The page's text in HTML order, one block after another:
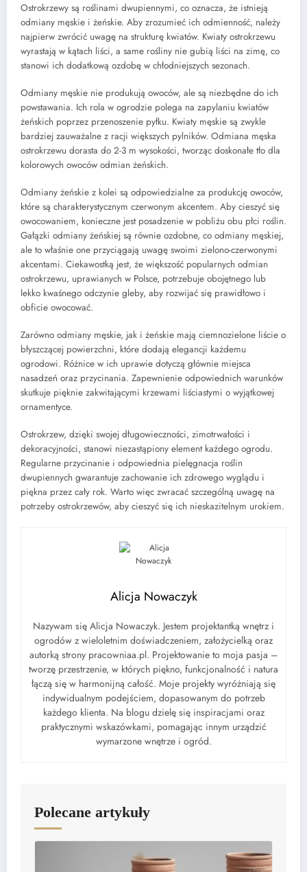
Ostrokrzewy są roślinami dwupiennymi, co oznacza, że istnieją
odmiany męskie i żeńskie. Aby zrozumieć ich odmienność, należy
najpierw zwrócić uwagę na strukturę kwiatów. Kwiaty ostrokrzewu
wyrastają w kątach liści, a same rośliny nie gubią liści na zimę, co
stanowi ich dodatkową ozdobę w chłodniejszych sezonach.
Odmiany męskie nie produkują owoców, ale są niezbędne do ich
powstawania. Ich rola w ogrodzie polega na zapylaniu kwiatów
żeńskich poprzez przenoszenie pyłku. Kwiaty męskie są zwykle
bardziej zauważalne z racji większych pylników. Odmiana męska
ostrokrzewu dorasta do 2-3 m wysokości, tworząc doskonałe tło dla
kolorowych owoców odmian żeńskich.
Odmiany żeńskie z kolei są odpowiedzialne za produkcję owoców,
które są charakterystycznym czerwonym akcentem. Aby cieszyć się
owocowaniem, konieczne jest posadzenie w pobliżu obu płci roślin.
Gałązki odmiany żeńskiej są równie ozdobne, co odmiany męskiej,
ale to właśnie one przyciągają uwagę swoimi zielono-czerwonymi
akcentami. Ciekawostką jest, że większość popularnych odmian
ostrokrzewu, uprawianych w Polsce, potrzebuje obojętnego lub
lekko kwaśnego odczynie gleby, aby rozwijać się prawidłowo i
obficie owocować.
Zarówno odmiany męskie, jak i żeńskie mają ciemnozielone liście o
błyszczącej powierzchni, które dodają elegancji każdemu
ogrodowi. Różnice w ich uprawie dotyczą głównie miejsca
nasadzeń oraz przycinania. Zapewnienie odpowiednich warunków
skutkuje pięknie zakwitającymi krzewami liściastymi o wyjątkowej
ornamentyce.
Ostrokrzew, dzięki swojej długowieczności, zimotrwałości i
dekoracyjności, stanowi niezastąpiony element każdego ogrodu.
Regularne przycinanie i odpowiednia pielęgnacja roślin
dwupiennych gwarantuje zachowanie ich zdrowego wyglądu i
piękna przez cały rok. Warto więc zwracać szczególną uwagę na
potrzeby ostrokrzewów, aby cieszyć się ich nieskazitelnym urokiem.
Alicja Nowaczyk
Nazywam się Alicja Nowaczyk. Jestem projektantką wnętrz i
ogrodów z wieloletnim doświadczeniem, założycielką oraz
autorką strony pracowniaa.pl. Projektowanie to moja pasja –
tworzę przestrzenie, w których piękno, funkcjonalność i natura
łączą się w harmonijną całość. Moje projekty wyróżniają się
indywidualnym podejściem, dopasowanym do potrzeb
każdego klienta. Na blogu dzielę się inspiracjami oraz
praktycznymi wskazówkami, pomagając innym urządzić
wymarzone wnętrze i ogród.
Polecane artykuły